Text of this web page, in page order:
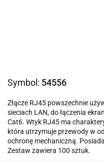
Symbol: 54556
Złącze RJ45 powszechnie
sieciach LAN, do łączenia
Cat6. Wtyk RJ45 ma
która utrzymuje przewody w
ochronę mechaniczną.
Zestaw zawiera 100 sztuk.